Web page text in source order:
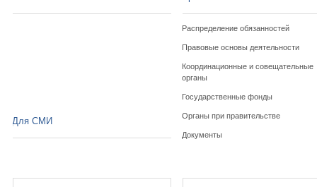
Распределение обязанностей
Правовые основы деятельности
Координационные и совещательные
органы
Государственные фонды
Органы при правительстве
Документы
Для СМИ